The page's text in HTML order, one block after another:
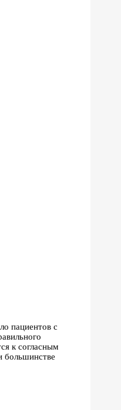
пациентов с
к согласным
большинстве